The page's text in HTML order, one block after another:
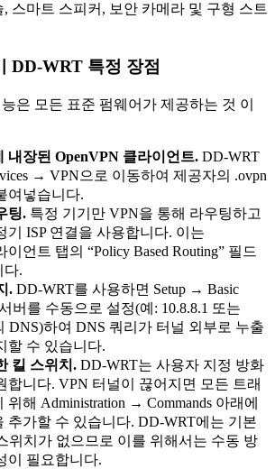
스마트 스피커, 보안 카메라 및 구형 스트
DD-WRT 특정 장점
은 모든 표준 펌웨어가 제공하는 것 이
내장된 OpenVPN 클라이언트. DD-WRT
→ VPN으로 이동하여 제공자의 .ovpn
여넣습니다.
팅. 특정 기기만 VPN을 통해 라우팅하고
기 ISP 연결을 사용합니다. 이는
이언트 탭의 “Policy Based Routing” 필드
다.
. DD-WRT를 사용하면 Setup → Basic
버를 수동으로 설정(예: 10.8.8.1 또는
DNS)하여 DNS 쿼리가 터널 외부로 누출
할 수 있습니다.
킬 스위치. DD-WRT는 사용자 지정 방화
합니다. VPN 터널이 끊어지면 모든 트래
위해 Administration → Commands 아래에
추가할 수 있습니다. DD-WRT에는 기본
위치가 없으므로 이를 위해서는 수동 방
이 필요합니다.